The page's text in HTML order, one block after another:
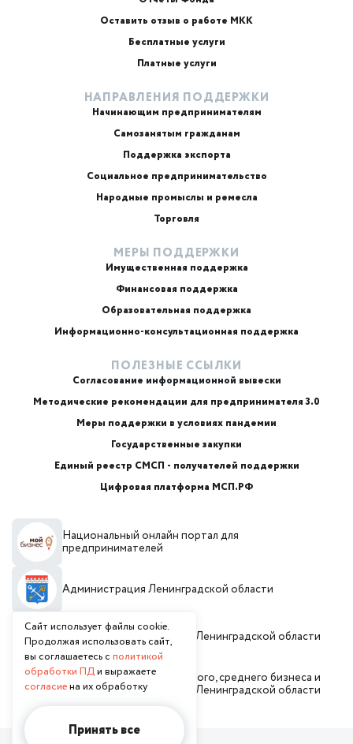
Оставить отзыв о работе МКК
Бесплатные услуги
Платные услуги
НАПРАВЛЕНИЯ ПОДДЕРЖКИ
Начинающим предпринимателям
Самозанятым гражданам
Поддержка экспорта
Социальное предпринимательство
Народные промыслы и ремесла
Торговля
МЕРЫ ПОДДЕРЖКИ
Имущественная поддержка
Финансовая поддержка
Образовательная поддержка
Информационно-консультационная поддержка
ПОЛЕЗНЫЕ ССЫЛКИ
Согласование информационной вывески
Методические рекомендации для предпринимателя 3.0
Меры поддержки в условиях пандемии
Государственные закупки
Единый реестр СМСП - получателей поддержки
Цифровая платформа МСП.РФ
Национальный онлайн портал для
предпринимателей
Администрация Ленинградской области
Инвестиционный портал Ленинградской области
Комитет по развитию малого, среднего бизнеса и
потребительского рынка Ленинградской области
Сайт использует файлы cookie.
Продолжая использовать сайт,
вы соглашаетесь с политикой
обработки ПДи выражаете
согласиена их обработку
Принять все